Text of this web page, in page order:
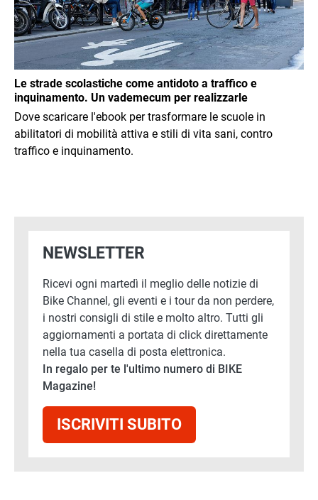
Le strade scolastiche come antidoto a traffico e
inquinamento. Un vademecum per realizzarle
Dove scaricare l'ebook per trasformare le scuole in
abilitatori di mobilità attiva e stili di vita sani, contro
traffico e inquinamento.
NEWSLETTER
Ricevi ogni martedì il meglio delle notizie di
Bike Channel, gli eventi e i tour da non perdere,
i nostri consigli di stile e molto altro. Tutti gli
aggiornamenti a portata di click direttamente
nella tua casella di posta elettronica.
In regalo per te l'ultimo numero di BIKE
Magazine!
ISCRIVITI SUBITO